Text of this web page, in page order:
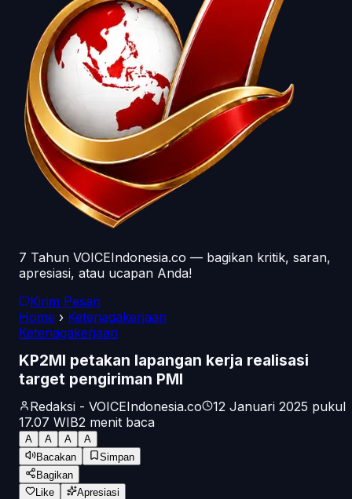
7 Tahun VOICEIndonesia.co — bagikan kritik, saran,
apresiasi, atau ucapan Anda!
Kirim Pesan
Home › Ketenagakerjaan
Ketenagakerjaan
KP2MI petakan lapangan kerja realisasi
target pengiriman PMI
Redaksi - VOICEIndonesia.co
12 Januari 2025 pukul
17.07 WIB2 menit baca
A A A
A
Bacakan
Simpan
Bagikan
Like
Apresiasi